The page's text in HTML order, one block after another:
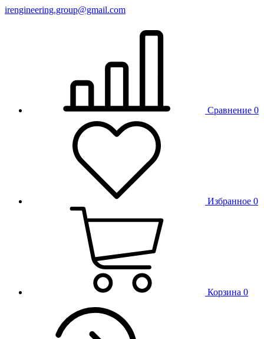
irengineering.group@gmail.com
Сравнение 0
Избранное 0
Корзина 0